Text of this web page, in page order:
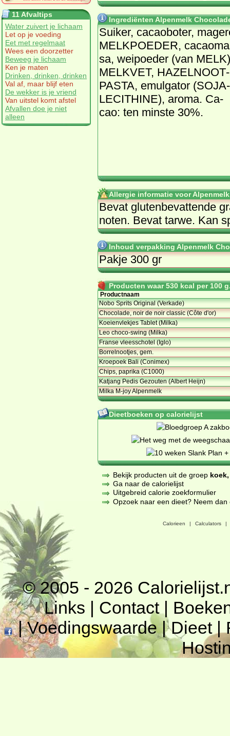
11 Afvaltips
Water zuivert je lichaam
Let op je voeding
Eet met regelmaat
Wees een doorzetter
Beweeg je lichaam
Ken je maten
Drinken, drinken, drinken
Val af, maar blijf eten
De wekker is je vriend
Van uitstel komt afstel
Afvallen doe je niet
alleen
Ingrediënten Alpenmelk
Sui­ker, ca­cao­bo­ter,
MELK­POE­DER,
sa, wei­poe­der (van
MELK­VET, HA­ZEL­NOOT­
PASTA, emul­ga­tor (SO­JA­
LECITHI­NE), aro­ma. Ca­
cao: ten min­ste 30%.
Allergie informatie voor
Be­vat glu­ten­be­vat­ten­de
no­ten. Be­vat tar­we. Kan
Inhoud verpakking Alpenmelk
Pakje 300 gr
Producten waar 530 kcal per 100
Productnaam
Nobo Sprits Original (Verkade)
Chocolade, noir de noir classic (Côte d'or)
Koeienvlekjes Tablet (Milka)
Leo choco-swing (Milka)
Franse vleesschotel (Iglo)
Borrelnootjes, gem.
Kroepoek Bali (Conimex)
Chips, paprika (C1000)
Katjang Pedis Gezouten (Albert Heijn)
Milka M-joy Alpenmelk
Dieetboeken op calorielijst
Bekijk producten uit de groep
Ga naar de calorielijst
Uitgebreid calorie zoekformulier
Opzoek naar een dieet? Neem
Calorieen | Calculators |
© 2005 - 2026
Links | Contact|
|Voedingswaarde|Dieet|